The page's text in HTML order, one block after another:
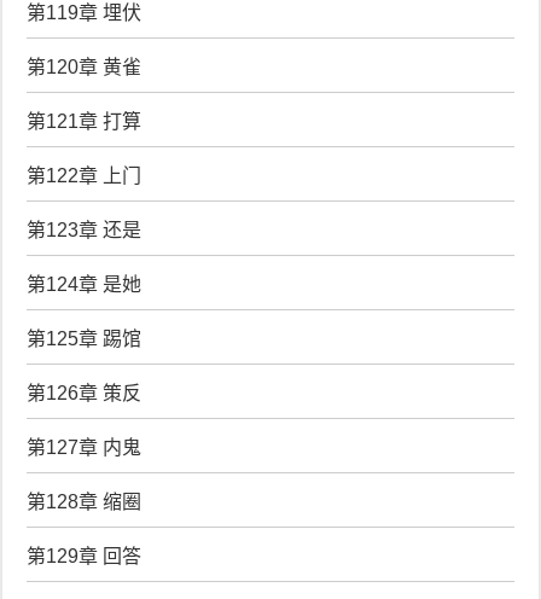
第119章 埋伏
第120章 黄雀
第121章 打算
第122章 上门
第123章 还是
第124章 是她
第125章 踢馆
第126章 策反
第127章 内鬼
第128章 缩圈
第129章 回答